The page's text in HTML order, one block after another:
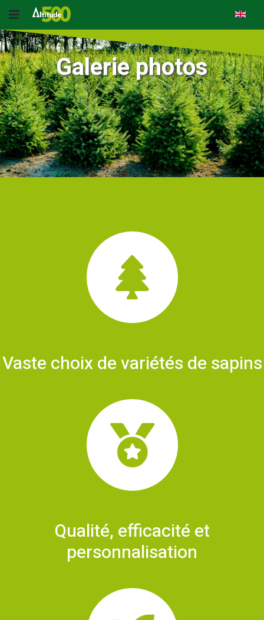
Galerie photos
Vaste choix de variétés de sapins
Qualité, efficacité et
personnalisation